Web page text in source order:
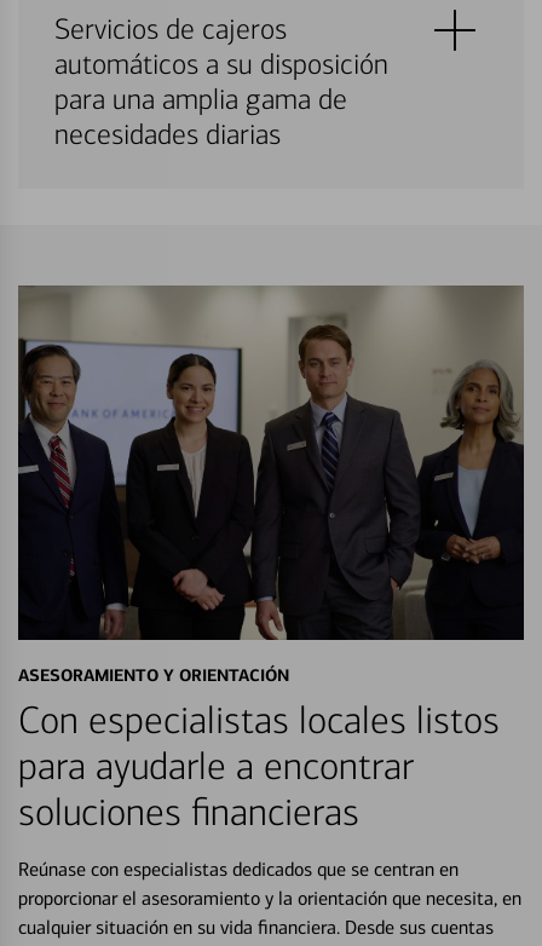
Servicios de cajeros
automáticos a su disposición
para una amplia gama de
necesidades diarias
ASESORAMIENTO Y ORIENTACIÓN
Con especialistas locales listos
para ayudarle a encontrar
soluciones financieras
Reúnase con especialistas dedicados que se centran en
proporcionar el asesoramiento y la orientación que necesita, en
cualquier situación en su vida financiera. Desde sus cuentas